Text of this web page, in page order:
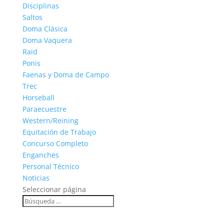
Disciplinas
Saltos
Doma Clásica
Doma Vaquera
Raid
Ponis
Faenas y Doma de Campo
Trec
Horseball
Paraecuestre
Western/Reining
Equitación de Trabajo
Concurso Completo
Enganches
Personal Técnico
Noticias
Seleccionar página